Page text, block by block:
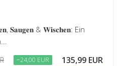
𝐒𝐚𝐮𝐠𝐞𝐧 & 𝐖𝐢𝐬𝐜𝐡𝐞𝐧: Ein
−24,00 EUR 135,99 EUR